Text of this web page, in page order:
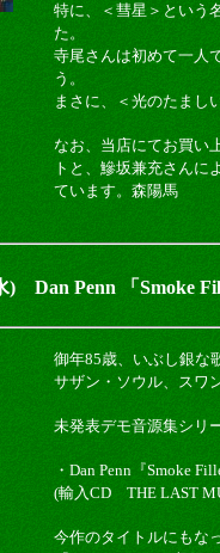
特に、＜彗星＞という
た。
寺尾さんは初めて一人
う。
まさに、＜光のたまし
なお、当店にてお買い
トと、鰺坂兼充さんに
ています。森陽馬
) Dan Penn 「Smoke
御年85歳、いぶし銀な
サザン・ソウル、スワ
未発表デモ音源集シリ
・Dan Penn『Smoke
(輸入CD THE LAST
今作のタイトルにもな